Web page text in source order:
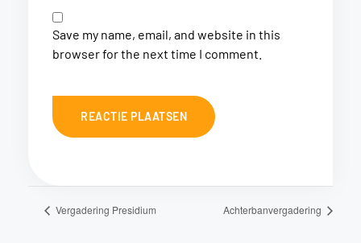
Save my name, email, and website in this
browser for the next time I comment.
Vergadering Presidium Achterbanvergadering